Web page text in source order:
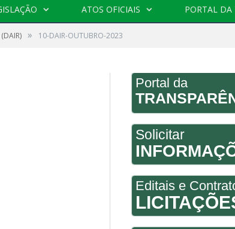
ATOS OFICIAIS PORTAL DA
» 10-DAIR-OUTUBRO-2023
Portal da
Solicitar
Editais e